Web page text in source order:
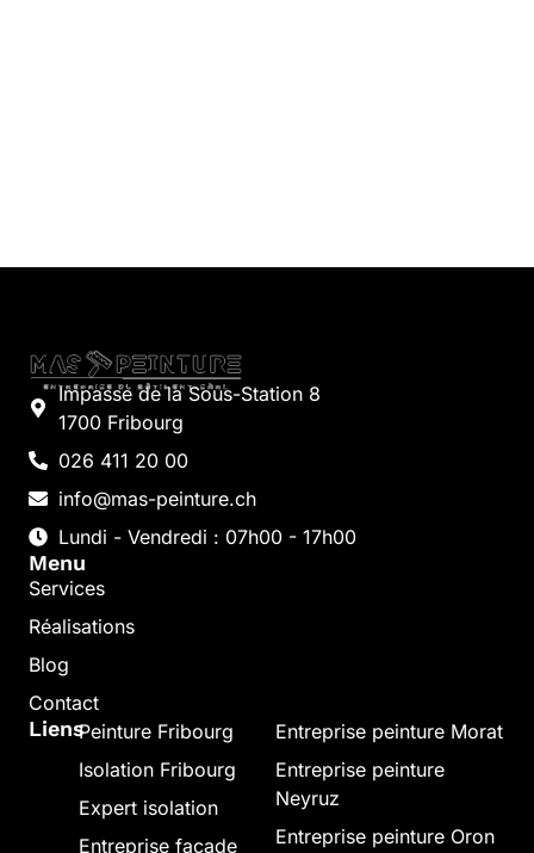
Impasse de la Sous-Station 8
1700 Fribourg
026 411 20 00
info@mas-peinture.ch
Lundi - Vendredi : 07h00 - 17h00
Menu
Services
Réalisations
Blog
Contact
LiensPeinture Fribourg
Isolation Fribourg
Expert isolation
Entreprise façade
Entreprise peinture Morat
Entreprise peinture
Neyruz
Entreprise peinture Oron